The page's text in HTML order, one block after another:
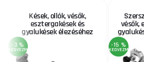
Kések, ollók, vésők,
esztergakések és
gyalukések élezéséhez
-3 %
KEDVEZMÉNY
vésők,
-15 %
KEDVEZMÉNY